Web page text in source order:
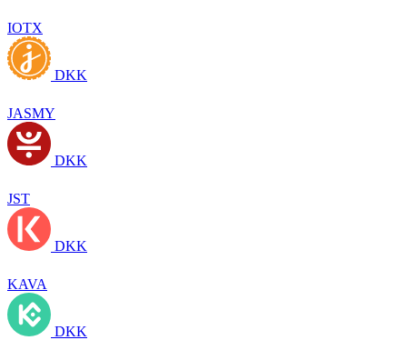
IOTX
DKK
JASMY
DKK
JST
DKK
KAVA
DKK